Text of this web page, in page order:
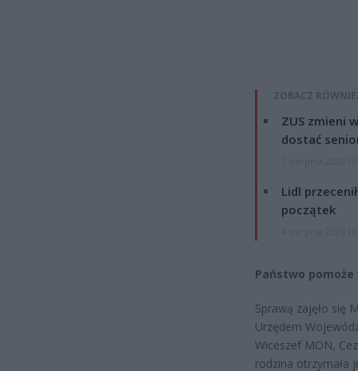
ZOBACZ
ZUS zmieni
dostać
Lidl
początek
Państwo
Sprawą zajęło się
Urzędem
Wiceszef MON,
rodzina otrzymała